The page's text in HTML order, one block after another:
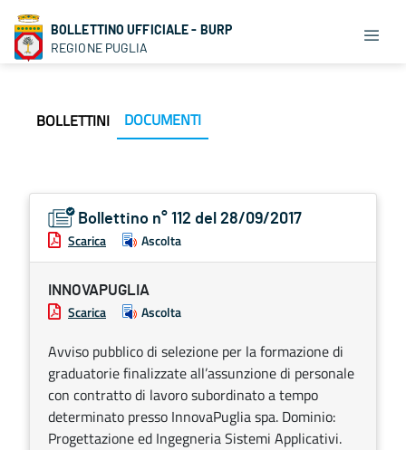
BOLLETTINO UFFICIALE - BURP
REGIONE PUGLIA
BOLLETTINI DOCUMENTI
Bollettino n° 112 del 28/09/2017
Scarica Ascolta
INNOVAPUGLIA
Scarica Ascolta
Avviso pubblico di selezione per la formazione di
graduatorie finalizzate all’assunzione di personale
con contratto di lavoro subordinato a tempo
determinato presso InnovaPuglia spa. Dominio:
Progettazione ed Ingegneria Sistemi Applicativi.